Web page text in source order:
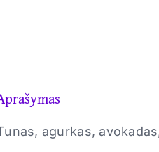
agurkas,